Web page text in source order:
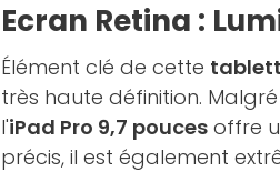
Ecran Retina :
Élément clé de cette
très haute définition.
l'iPad Pro 9,7 pouces offre
précis, il est également